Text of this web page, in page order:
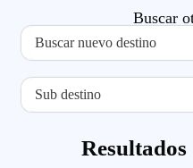
Buscar